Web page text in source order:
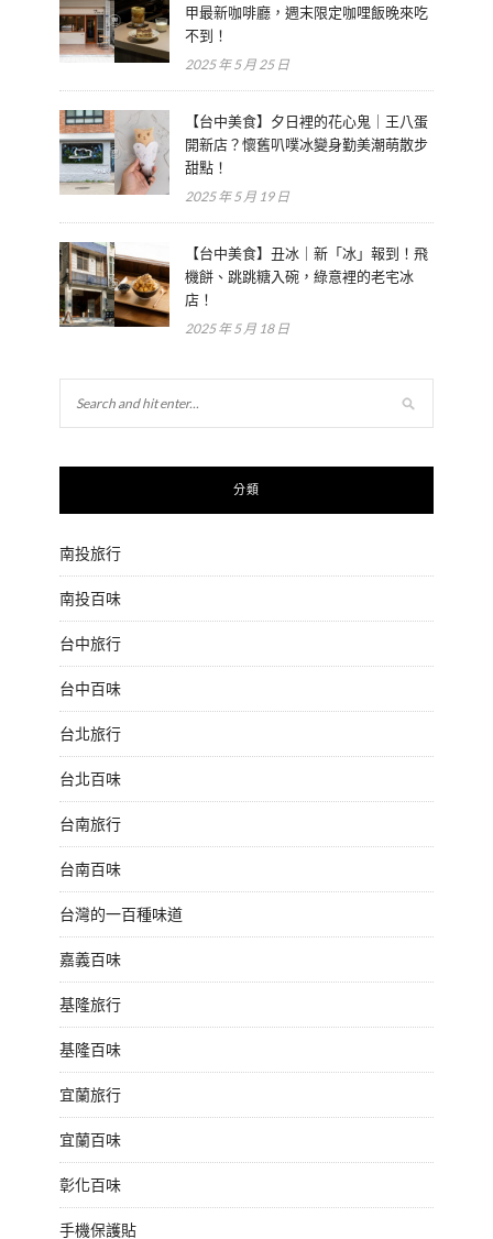
甲最新咖啡廳，週末限定咖哩飯晚來吃
不到！
2025 年 5 月 25 日
【台中美食】夕日裡的花心鬼｜王八蛋
開新店？懷舊叭噗冰變身勤美潮萌散步
甜點！
2025 年 5 月 19 日
【台中美食】丑冰｜新「冰」報到！飛
機餅、跳跳糖入碗，綠意裡的老宅冰
店！
2025 年 5 月 18 日
分類
南投旅行
南投百味
台中旅行
台中百味
台北旅行
台北百味
台南旅行
台南百味
台灣的一百種味道
嘉義百味
基隆旅行
基隆百味
宜蘭旅行
宜蘭百味
彰化百味
手機保護貼